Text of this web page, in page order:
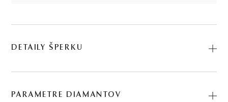
DETAILY ŠPERKU
pochybovať o tom, že čo je zrodené v ohni, pretrvá
PARAMETRE DIAMANTOV